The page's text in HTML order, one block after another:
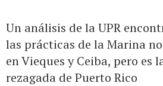
Un análisis de la UPR
las prácticas de la Marina
en Vieques y Ceiba, pero es
rezagada de Puerto Rico